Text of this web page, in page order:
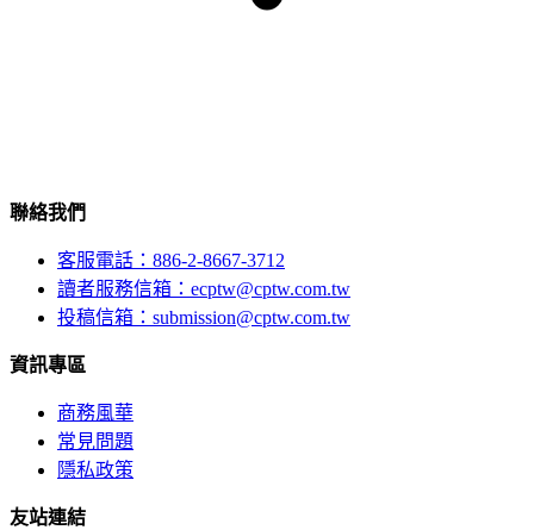
聯絡我們
客服電話：886-2-8667-3712
讀者服務信箱：ecptw@cptw.com.tw
投稿信箱： submission@cptw.com.tw
資訊專區
商務風華
常見問題
隱私政策
友站連結